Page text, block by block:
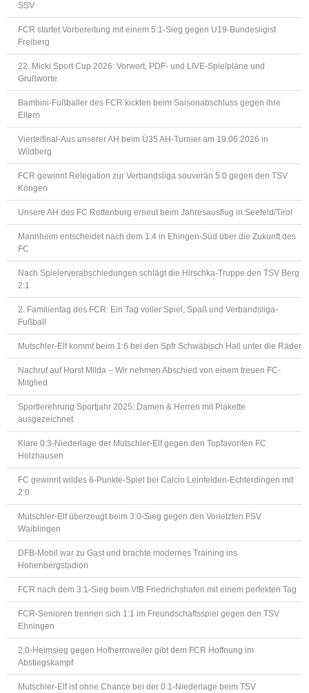
SSV
FCR startet Vorbereitung mit einem 5:1-Sieg gegen U19-Bundesligist
Freiberg
22. Micki Sport Cup 2026: Vorwort, PDF- und LIVE-Spielpläne und
Grußworte
Bambini-Fußballer des FCR kickten beim Saisonabschluss gegen ihre
Eltern
Viertelfinal-Aus unserer AH beim Ü35 AH-Turnier am 19.06.2026 in
Wildberg
FCR gewinnt Relegation zur Verbandsliga souverän 5:0 gegen den TSV
Köngen
Unsere AH des FC Rottenburg erneut beim Jahresausflug in Seefeld/Tirol
Mannheim entscheidet nach dem 1:4 in Ehingen-Süd über die Zukunft des
FC
Nach Spielerverabschiedungen schlägt die Hirschka-Truppe den TSV Berg
2:1
2. Familientag des FCR: Ein Tag voller Spiel, Spaß und Verbandsliga-
Fußball
Mutschler-Elf kommt beim 1:6 bei den Spfr Schwäbisch Hall unter die Räder
Nachruf auf Horst Milda – Wir nehmen Abschied von einem treuen FC-
Mitglied
Sportlerehrung Sportjahr 2025: Damen & Herren mit Plakette
ausgezeichnet
Klare 0:3-Niederlage der Mutschler-Elf gegen den Topfavoriten FC
Holzhausen
FC gewinnt wildes 6-Punkte-Spiel bei Calcio Leinfelden-Echterdingen mit
2:0
Mutschler-Elf überzeugt beim 3:0-Sieg gegen den Vorletzten FSV
Waiblingen
DFB-Mobil war zu Gast und brachte modernes Training ins
Hohenbergstadion
FCR nach dem 3:1-Sieg beim VfB Friedrichshafen mit einem perfekten Tag
FCR-Senioren trennen sich 1:1 im Freundschaftsspiel gegen den TSV
Ehningen
2:0-Heimsieg gegen Hofherrnweiler gibt dem FCR Hoffnung im
Abstiegskampf
Mutschler-Elf ist ohne Chance bei der 0:1-Niederlage beim TSV